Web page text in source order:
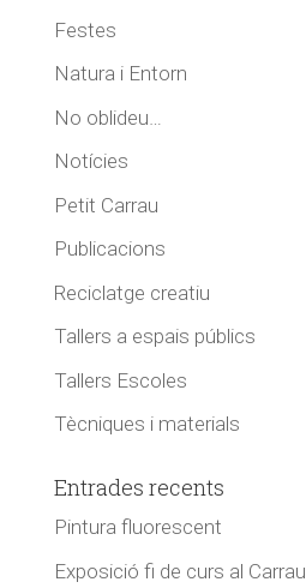
Festes
Natura i Entorn
No oblideu…
Notícies
Petit Carrau
Publicacions
Reciclatge creatiu
Tallers a espais públics
Tallers Escoles
Tècniques i materials
Entrades recents
Pintura fluorescent
Exposició fi de curs al Carrau